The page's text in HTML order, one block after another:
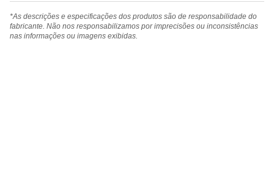
*As descrições e especificações dos produtos são de responsabilidade do
fabricante. Não nos responsabilizamos por imprecisões ou inconsistências
nas informações ou imagens exibidas.